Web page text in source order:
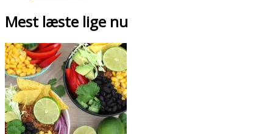
Mest læste lige nu